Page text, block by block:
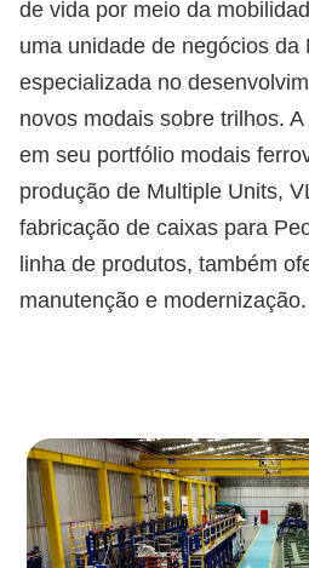
de vida por meio da
uma unidade de negócios da
especializada no
novos modais sobre trilhos.
em seu portfólio modais
produção de Multiple Units,
fabricação de caixas para
linha de produtos, também
manutenção e modernização.